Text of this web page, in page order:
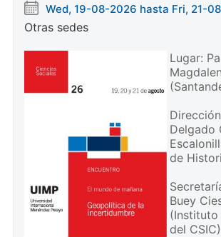
Wed, 19-08-2026 hasta Fri, 21-
Otras sedes
Lugar:
Delgado
de
Buey
del CSIC)